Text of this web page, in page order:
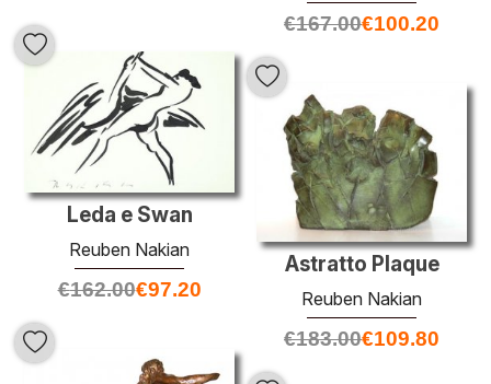
€167.00€100.20
Leda e Swan
Reuben Nakian
€162.00€97.20
Astratto Plaque
Reuben Nakian
€183.00€109.80